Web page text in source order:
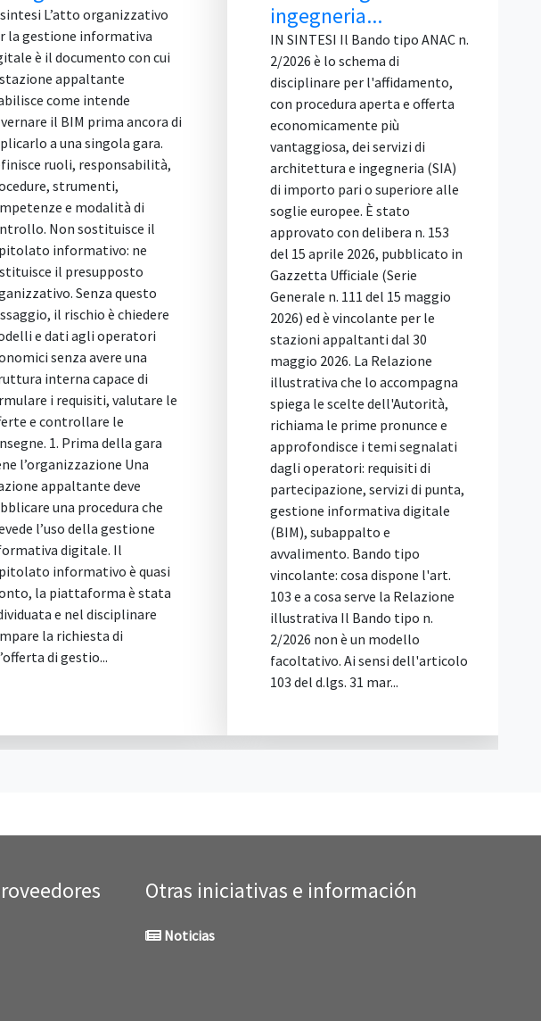
ingegneria...
IN SINTESI Il Bando tipo ANAC n.
2/2026 è lo schema di
disciplinare per l'affidamento,
con procedura aperta e offerta
economicamente più
vantaggiosa, dei servizi di
architettura e ingegneria (SIA)
di importo pari o superiore alle
soglie europee. È stato
approvato con delibera n. 153
del 15 aprile 2026, pubblicato in
Gazzetta Ufficiale (Serie
Generale n. 111 del 15 maggio
2026) ed è vincolante per le
stazioni appaltanti dal 30
maggio 2026. La Relazione
illustrativa che lo accompagna
spiega le scelte dell'Autorità,
richiama le prime pronunce e
approfondisce i temi segnalati
dagli operatori: requisiti di
partecipazione, servizi di punta,
gestione informativa digitale
(BIM), subappalto e
avvalimento. Bando tipo
vincolante: cosa dispone l'art.
103 e a cosa serve la Relazione
illustrativa Il Bando tipo n.
2/2026 non è un modello
facoltativo. Ai sensi dell'articolo
Sez. II bis, con la sentenza 4
agosto 2026, n. 14084, ribadisce
che il principio di unicità
dell'offerta vieta a ogni
concorrente di presentare più
una proposta in gara. La regola
serve a garantire la
comparazione tra i
in condizioni di parità. Nel caso
deciso, un'impresa aveva
un prodotto diverso da quello
richiesto nelle specifiche
tecniche, dichiarandosi però
disponibile a fornire il
originariamente indicato
qualora la stazione appaltante
lo avesse ritenuto
Per il Tar questa è un'offerta
condizionata e alternativa,
vietata perché attribuisce al
concorrente un ventaglio di
opzioni precluso agli altri
partecipanti. Il ricorso contro
l'esclusione è stato respinto. Il
caso deciso dal Tar Lazio La
vicenda riguarda una gara
d'appalto per la fornitura di
ecostazioni (contenitori per la
raccolta rifiuti), ...
Otras iniciativas e información
Noticias